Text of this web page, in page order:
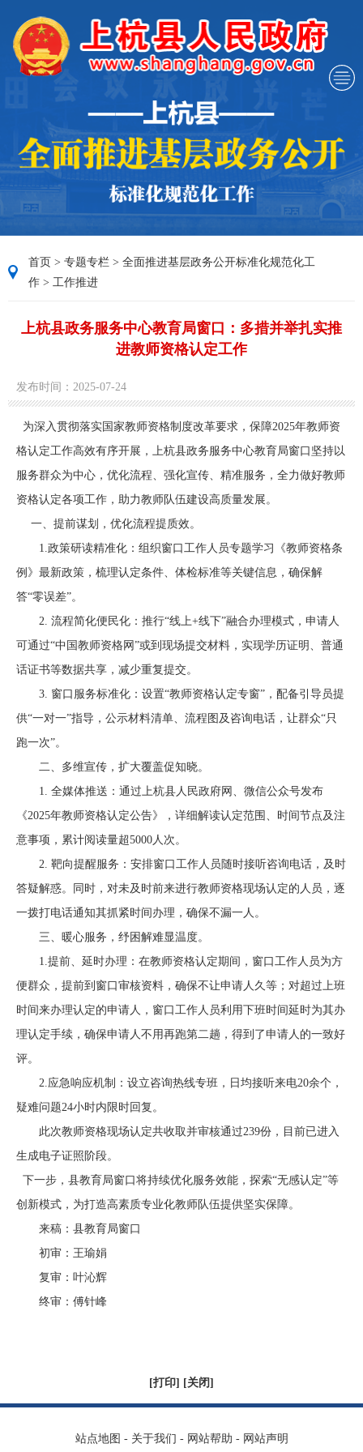
首页 > 专题专栏 > 全面推进基层政务公开标准化规范化工
作 > 工作推进
上杭县政务服务中心教育局窗口：多措并举扎实推
进教师资格认定工作
发布时间：2025-07-24
为深入贯彻落实国家教师资格制度改革要求，保障2025年教师资
格认定工作高效有序开展，上杭县政务服务中心教育局窗口坚持以
服务群众为中心，优化流程、强化宣传、精准服务，全力做好教师
资格认定各项工作，助力教师队伍建设高质量发展。
一、提前谋划，优化流程提质效。
1.政策研读精准化： 组织窗口工作人员专题学习《教师资格条
例》最新政策，梳理认定条件、体检标准等关键信息，确保解
答“零误差”。
2. 流程简化便民化： 推行“线上+线下”融合办理模式，申请人
可通过“中国教师资格网 ”或到现场提交材料，实现学历证明、普通
话证书等数据共享，减少重复提交。
3. 窗口服务标准化： 设置“教师资格认定专窗”，配备引导员提
供“一对一”指导，公示材料清单、流程图及咨询电话，让群众“只
跑一次”。
二、多维宣传，扩大覆盖促知晓。
1. 全媒体推送： 通过上杭县人民政府网、微信公众号发布
《2025年教师资格认定公告》，详细解读认定范围、时间节点及注
意事项，累计阅读量超5000人次。
2. 靶向提醒服务： 安排窗口工作人员随时接听咨询电话，及时
答疑解惑。同时，对未及时前来进行教师资格现场认定的人员，逐
一拨打电话通知其抓紧时间办理，确保不漏一人。
三、暖心服务，纾困解难显温度。
1.提前、 延时办理：在教师资格认定期间，窗口工作人员为方
便群众，提前到窗口审核资料，确保不让申请人久等；对超过上班
时间来办理认定的申请人，窗口工作人员利用下班时间延时为其办
理认定手续，确保申请人不用再跑第二趟，得到了申请人的一致好
评。
2.应急响应机制：设立咨询热线专班，日均接听来电20余个，
疑难问题24小时内限时回复。
此次教师资格现场认定共收取并审核通过239份，目前已进入
生成电子证照阶段。
下一步，县教育局窗口将持续优化服务效能，探索“无感认定”等
创新模式，为打造高素质专业化教师队伍提供坚实保障。
来稿：县教育局窗口
初审：王瑜娟
复审：叶沁辉
终审：傅针峰
[打印] [关闭]
站点地图 - 关于我们 - 网站帮助 - 网站声明